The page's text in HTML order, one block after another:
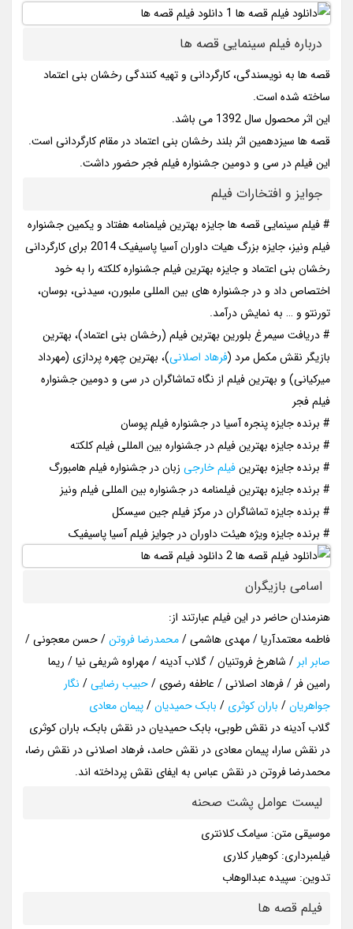
درباره فیلم سینمایی قصه ها
قصه ها به نویسندگی، کارگردانی و تهیه کنندگی رخشان بنی اعتماد
ساخته شده است.
این اثر محصول سال 1392 می باشد.
قصه ها سیزدهمین اثر بلند رخشان بنی اعتماد در مقام کارگردانی است.
این فیلم در سی و دومین جشنواره فیلم فجر حضور داشت.
جوایز و افتخارات فیلم
# فیلم سینمایی قصه ها جایزه بهترین فیلمنامه هفتاد و یکمین جشنواره
فیلم ونیز، جایزه بزرگ هیات داوران آسیا پاسیفیک 2014 برای کارگردانی
رخشان بنی اعتماد و جایزه بهترین فیلم جشنواره کلکته را به خود
اختصاص داد و در جشنواره های بین المللی ملبورن، سیدنی، بوسان،
تورنتو و … به نمایش درآمد.
# دریافت سیمرغ بلورین بهترین فیلم (رخشان بنی اعتماد)، بهترین
بازیگر نقش مکمل مرد (فرهاد اصلانی)، بهترین چهره پردازی (مهرداد
میرکیانی) و بهترین فیلم از نگاه تماشاگران در سی و دومین جشنواره
فیلم فجر
# برنده جایزه پنجره آسیا در جشنواره فیلم پوسان
# برنده جایزه بهترین فیلم در جشنواره بین المللی فیلم کلکته
# برنده جایزه بهترینفیلم خارجی زبان در جشنواره فیلم هامبورگ
# برنده جایزه بهترین فیلمنامه در جشنواره بین المللی فیلم ونیز
# برنده جایزه تماشاگران در مرکز فیلم جین سیسکل
# برنده جایزه ویژه هیئت داوران در جوایز فیلم آسیا پاسیفیک
اسامی بازیگران
هنرمندان حاضر در این فیلم عبارتند از:
فاطمه معتمدآریا / مهدی هاشمی /محمدرضا فروتن/ حسن معجونی /
صابر ابر / شاهرخ فروتنیان / گلاب آدینه / مهراوه شریفی نیا / ریما
رامین فر / فرهاد اصلانی / عاطفه رضوی /حبیب رضایی/ نگار
جواهریان/ باران کوثری / بابک حمیدیان/پیمان معادی
گلاب آدینه در نقش طوبی، بابک حمیدیان در نقش بابک، باران کوثری
در نقش سارا، پیمان معادی در نقش حامد، فرهاد اصلانی در نقش رضا،
محمدرضا فروتن در نقش عباس به ایفای نقش پرداخته اند.
لیست عوامل پشت صحنه
موسیقی متن: سیامک کلانتری
فیلمبرداری: کوهیار کلاری
تدوین: سپیده عبدالوهاب
فیلم قصه ها